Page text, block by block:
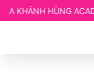
ANH CHỊ
ngay